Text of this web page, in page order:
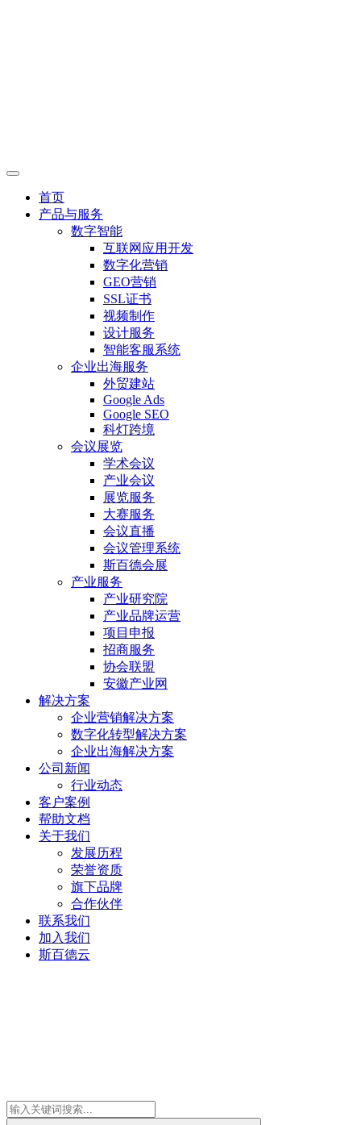
首页
产品与服务
数字智能
互联网应用开发
数字化营销
GEO营销
SSL证书
视频制作
设计服务
智能客服系统
企业出海服务
外贸建站
Google Ads
Google SEO
科灯跨境
会议展览
学术会议
产业会议
展览服务
大赛服务
会议直播
会议管理系统
斯百德会展
产业服务
产业研究院
产业品牌运营
项目申报
招商服务
协会联盟
安徽产业网
解决方案
企业营销解决方案
数字化转型解决方案
企业出海解决方案
公司新闻
行业动态
客户案例
帮助文档
关于我们
发展历程
荣誉资质
旗下品牌
合作伙伴
联系我们
加入我们
斯百德云